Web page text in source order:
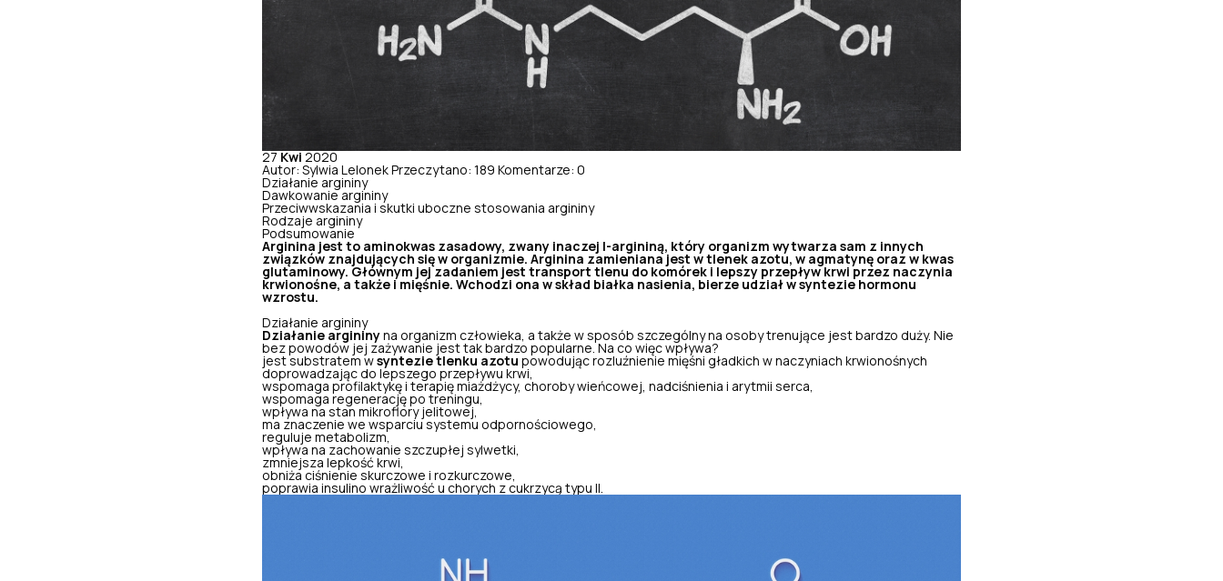
27 Kwi 2020
Autor: Sylwia Lelonek Przeczytano: 189 Komentarze: 0
Działanie argininy
Dawkowanie argininy
Przeciwwskazania i skutki uboczne stosowania argininy
Rodzaje argininy
Podsumowanie
Arginina jest to aminokwas zasadowy, zwany inaczej l-argininą, który organizm wytwarza sam z innych
związków znajdujących się w organizmie. Arginina zamieniana jest w tlenek azotu, w agmatynę oraz w kwas
glutaminowy. Głównym jej zadaniem jest transport tlenu do komórek i lepszy przepływ krwi przez naczynia
krwionośne, a także i mięśnie. Wchodzi ona w skład białka nasienia, bierze udział w syntezie hormonu
wzrostu.
Działanie argininy
Działanie argininy na organizm człowieka, a także w sposób szczególny na osoby trenujące jest bardzo duży. Nie
bez powodów jej zażywanie jest tak bardzo popularne. Na co więc wpływa?
jest substratem w syntezie tlenku azotu powodując rozluźnienie mięśni gładkich w naczyniach krwionośnych
doprowadzając do lepszego przepływu krwi,
wspomaga profilaktykę i terapię miażdżycy, choroby wieńcowej, nadciśnienia i arytmii serca,
wspomaga regenerację po treningu,
wpływa na stan mikroflory jelitowej,
ma znaczenie we wsparciu systemu odpornościowego,
reguluje metabolizm,
wpływa na zachowanie szczupłej sylwetki,
zmniejsza lepkość krwi,
obniża ciśnienie skurczowe i rozkurczowe,
poprawia insulino wrażliwość u chorych z cukrzycą typu II.